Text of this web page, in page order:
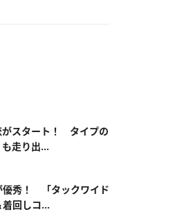
がスタート！ タイプの
走り出...
優秀！ 「タックワイド
回しコ...